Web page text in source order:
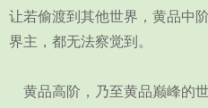
让若偷渡到其他世界，黄品中
界主，都无法察觉到。
黄品高阶，乃至黄品巅峰的